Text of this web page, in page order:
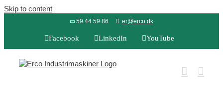
Skip to content
59 44 59 86 er@erco.dk
Facebook LinkedIn YouTube